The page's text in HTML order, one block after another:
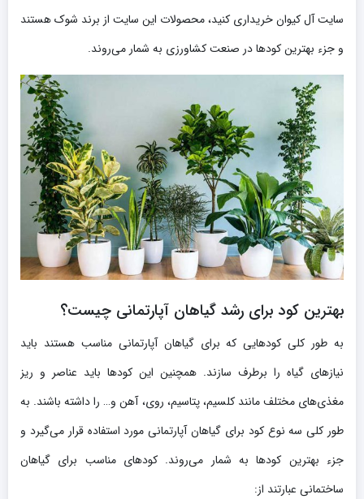
سایت آل کیوان خریداری کنید، محصولات این سایت از برند شوک هستند
و جزء بهترین کودها در صنعت کشاورزی به شمار می‌روند.
بهترین کود برای رشد گیاهان آپارتمانی چیست؟
به طور کلی کودهایی که برای گیاهان آپارتمانی مناسب هستند باید
نیازهای گیاه را برطرف سازند. همچنین این کودها باید عناصر و ریز
مغذی‌های مختلف مانند کلسیم، پتاسیم، روی، آهن و… را داشته باشند. به
طور کلی سه نوع کود برای گیاهان آپارتمانی مورد استفاده قرار می‌گیرد و
جزء بهترین کودها به شمار می‌روند. کودهای مناسب برای گیاهان
ساختمانی عبارتند از: